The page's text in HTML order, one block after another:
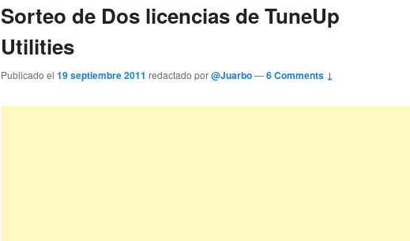
Sorteo de Dos licencias de TuneUp
Utilities
Publicado el19 septiembre 2011 redactado por@Juarbo—6 Comments ↓